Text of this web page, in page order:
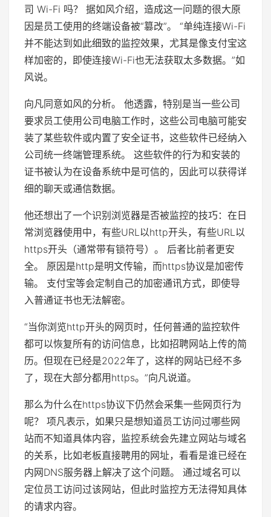
司 Wi-Fi 吗？ 据如风介绍，造成这一问题的很大原
因是员工使用的终端设备被“篡改”。 “单纯连接Wi-Fi
并不能达到如此细致的监控效果，尤其是像支付宝这
样加密的，即使连接Wi-Fi也无法获取太多数据。”如
风说。
向凡同意如风的分析。 他透露，特别是当一些公司
要求员工使用公司电脑工作时，这些公司电脑可能安
装了某些软件或内置了安全证书，这些软件已经纳入
公司统一终端管理系统。 这些软件的行为和安装的
证书被认为在设备系统中是可信的，因此可以获得详
细的聊天或通信数据。
他还想出了一个识别浏览器是否被监控的技巧：在日
常浏览器使用中，有些URL以http开头，有些URL以
https开头（通常带有锁符号）。 后者比前者更安
全。 原因是http是明文传输，而https协议是加密传
输。 支付宝等会定制自己的加密通讯方式，即使导
入普通证书也无法解密。
“当你浏览http开头的网页时，任何普通的监控软件
都可以恢复所有的访问信息，比如招聘网站上传的简
历。但现在已经是2022年了，这样的网站已经不多
了，现在大部分都用https。”向凡说道。
那么为什么在https协议下仍然会采集一些网页行为
呢？ 项凡表示，如果只是想知道员工访问过哪些网
站而不知道具体内容，监控系统会先建立网站与域名
的关系，比如老板直接聘用的网址，看看是谁已经在
内网DNS服务器上解决了这个问题。 通过域名可以
定位员工访问过该​​网站，但此时监控方无法得知具体
的请求内容。